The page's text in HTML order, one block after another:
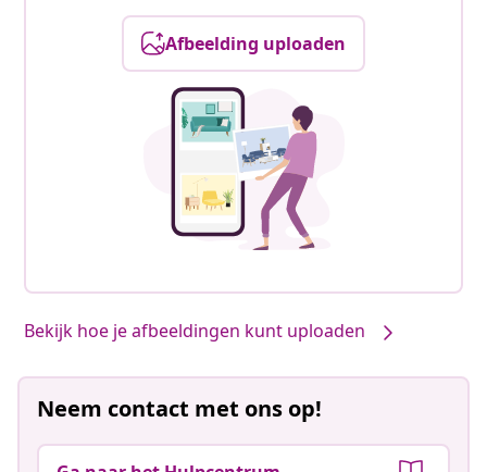
Afbeelding uploaden
Bekijk hoe je afbeeldingen kunt uploaden
Neem contact met ons op!